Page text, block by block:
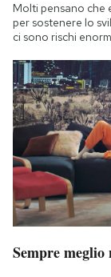
Molti pensano che
per sostenere lo
ci sono rischi
Sempre